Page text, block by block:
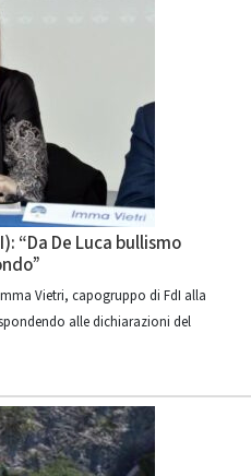
“Da De Luca bullismo
Vietri, capogruppo di FdI alla
alle dichiarazioni del